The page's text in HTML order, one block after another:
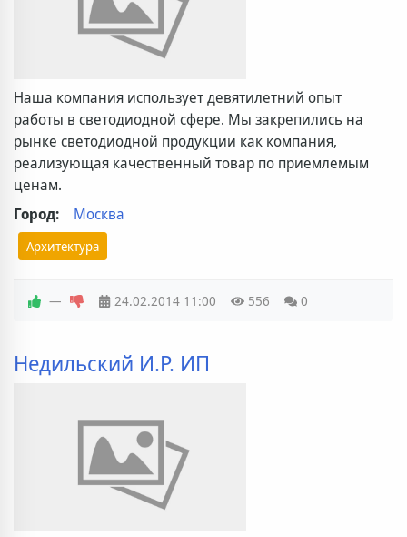
Наша компания использует девятилетний опыт
работы в светодиодной сфере. Мы закрепились на
рынке светодиодной продукции как компания,
реализующая качественный товар по приемлемым
ценам.
Город:
Москва
Архитектура
— 24.02.2014 11:00 556 0
Недильский И.Р. ИП